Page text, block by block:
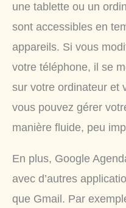
une tablette ou un
sont accessibles en
appareils. Si vous
votre téléphone, il se
sur votre ordinateur et
vous pouvez gérer
manière fluide, peu
En plus, Google
avec d’autres
que Gmail. Par